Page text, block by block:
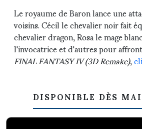
Le royaume de Baron lance une
voisins. Cécil le chevalier noir fait
chevalier dragon, Rosa le mage
l'invocatrice et d'autres pour
FINAL FANTASY IV (3D Remake),
DISPONIBLE DÈS